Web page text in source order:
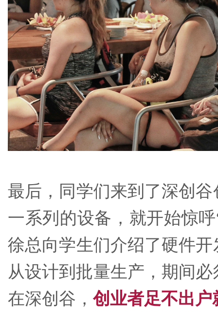
最后，同学们来到了深创
一系列的设备，就开始惊
徐总向学生们介绍了硬件
从设计到批量生产，期间
在深创谷，创业者足不出